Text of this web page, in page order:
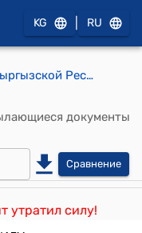
KG RU
Жилищная программа Кыргызской Республики "Мой дом" на 2021-2026 годы (к постановлению Кабинета Министров КР от 13 июля 2021 года № 75)
документы
Сравнение
утратил силу!